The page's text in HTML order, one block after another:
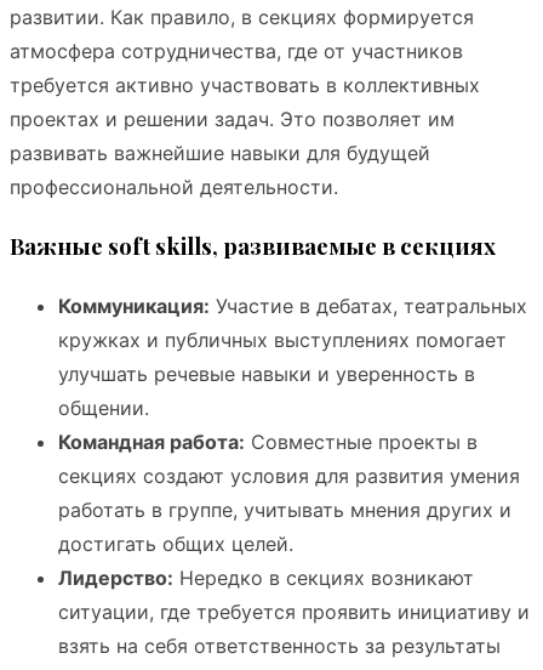
развитии. Как правило, в секциях формируется
атмосфера сотрудничества, где от участников
требуется активно участвовать в коллективных
проектах и решении задач. Это позволяет им
развивать важнейшие навыки для будущей
профессиональной деятельности.
Важные soft skills, развиваемые в секциях
Коммуникация: Участие в дебатах, театральных
кружках и публичных выступлениях помогает
улучшать речевые навыки и уверенность в
общении.
Командная работа: Совместные проекты в
секциях создают условия для развития умения
работать в группе, учитывать мнения других и
достигать общих целей.
Лидерство: Нередко в секциях возникают
ситуации, где требуется проявить инициативу и
взять на себя ответственность за результаты